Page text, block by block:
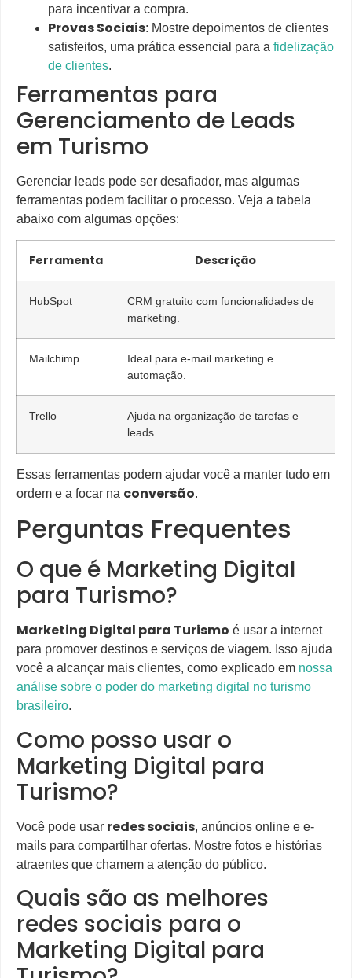
para incentivar a compra.
Provas Sociais: Mostre depoimentos de clientes
satisfeitos, uma prática essencial para a fidelização
de clientes.
Ferramentas para
Gerenciamento de Leads
em Turismo
Gerenciar leads pode ser desafiador, mas algumas
ferramentas podem facilitar o processo. Veja a tabela
abaixo com algumas opções:
Ferramenta Descrição
HubSpot
CRM gratuito com funcionalidades de
marketing.
Mailchimp
Ideal para e-mail marketing e
automação.
Trello
Ajuda na organização de tarefas e
leads.
Essas ferramentas podem ajudar você a manter tudo em
ordem e a focar na conversão.
Perguntas Frequentes
O que é Marketing Digital
para Turismo?
Marketing Digital para Turismo é usar a internet
para promover destinos e serviços de viagem. Isso ajuda
você a alcançar mais clientes, como explicado em nossa
análise sobre o poder do marketing digital no turismo
brasileiro.
Como posso usar o
Marketing Digital para
Turismo?
Você pode usar redes sociais, anúncios online e e-
mails para compartilhar ofertas. Mostre fotos e histórias
atraentes que chamem a atenção do público.
Quais são as melhores
redes sociais para o
Marketing Digital para